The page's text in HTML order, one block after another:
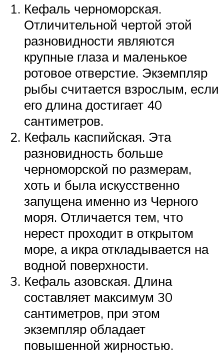
Кефаль черноморская.
Отличительной чертой этой
разновидности являются
крупные глаза и маленькое
ротовое отверстие. Экземпляр
рыбы считается взрослым, если
его длина достигает 40
сантиметров.
Кефаль каспийская. Эта
разновидность больше
черноморской по размерам,
хоть и была искусственно
запущена именно из Черного
моря. Отличается тем, что
нерест проходит в открытом
море, а икра откладывается на
водной поверхности.
Кефаль азовская. Длина
составляет максимум 30
сантиметров, при этом
экземпляр обладает
повышенной жирностью.